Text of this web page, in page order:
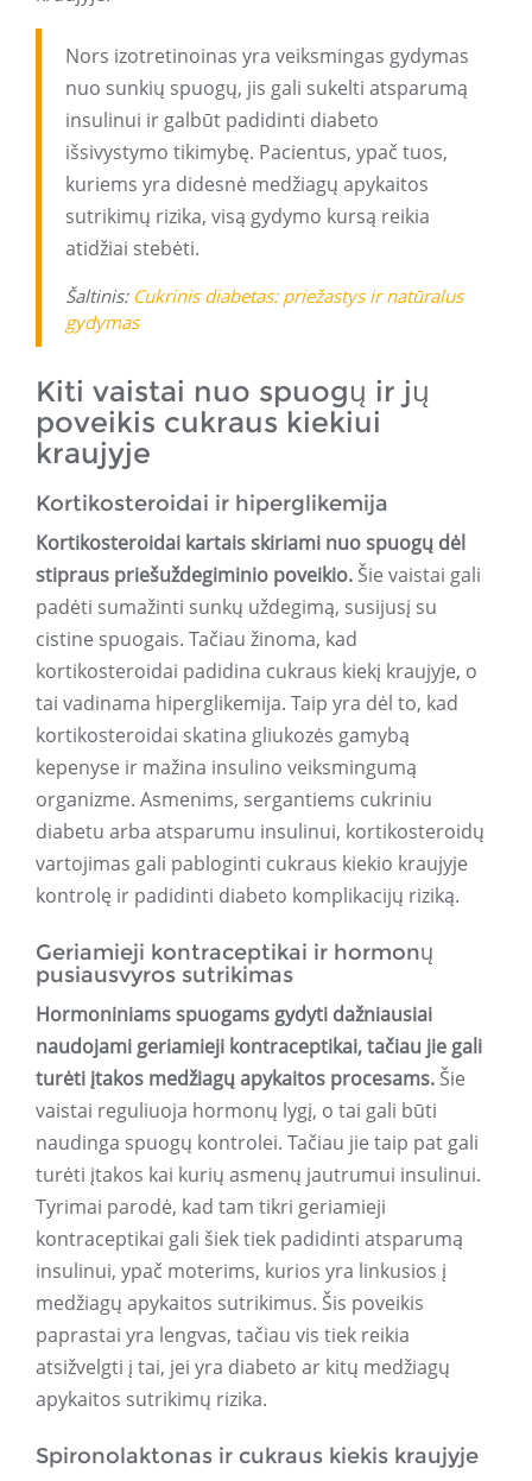
Nors izotretinoinas yra veiksmingas gydymas
nuo sunkių spuogų, jis gali sukelti atsparumą
insulinui ir galbūt padidinti diabeto
išsivystymo tikimybę. Pacientus, ypač tuos,
kuriems yra didesnė medžiagų apykaitos
sutrikimų rizika, visą gydymo kursą reikia
atidžiai stebėti.
Šaltinis: Cukrinis diabetas: priežastys ir natūralus
gydymas
Kiti vaistai nuo spuogų ir jų
poveikis cukraus kiekiui
kraujyje
Kortikosteroidai ir hiperglikemija
Kortikosteroidai kartais skiriami nuo spuogų dėl
stipraus priešuždegiminio poveikio. Šie vaistai gali
padėti sumažinti sunkų uždegimą, susijusį su
cistine spuogais. Tačiau žinoma, kad
kortikosteroidai padidina cukraus kiekį kraujyje, o
tai vadinama hiperglikemija. Taip yra dėl to, kad
kortikosteroidai skatina gliukozės gamybą
kepenyse ir mažina insulino veiksmingumą
organizme. Asmenims, sergantiems cukriniu
diabetu arba atsparumu insulinui, kortikosteroidų
vartojimas gali pabloginti cukraus kiekio kraujyje
kontrolę ir padidinti diabeto komplikacijų riziką.
Geriamieji kontraceptikai ir hormonų
pusiausvyros sutrikimas
Hormoniniams spuogams gydyti dažniausiai
naudojami geriamieji kontraceptikai, tačiau jie gali
turėti įtakos medžiagų apykaitos procesams. Šie
vaistai reguliuoja hormonų lygį, o tai gali būti
naudinga spuogų kontrolei. Tačiau jie taip pat gali
turėti įtakos kai kurių asmenų jautrumui insulinui.
Tyrimai parodė, kad tam tikri geriamieji
kontraceptikai gali šiek tiek padidinti atsparumą
insulinui, ypač moterims, kurios yra linkusios į
medžiagų apykaitos sutrikimus. Šis poveikis
paprastai yra lengvas, tačiau vis tiek reikia
atsižvelgti į tai, jei yra diabeto ar kitų medžiagų
apykaitos sutrikimų rizika.
Spironolaktonas ir cukraus kiekis kraujyje